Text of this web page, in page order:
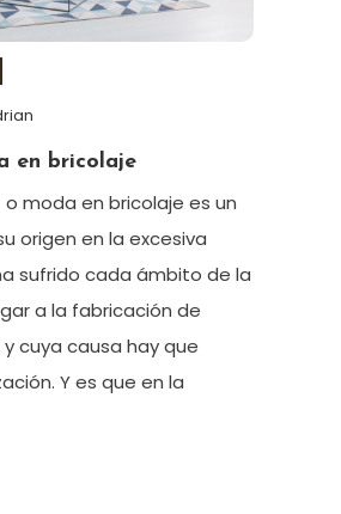
en bricolaje
o moda en bricolaje es un
origen en la excesiva
sufrido cada ámbito de la
a la fabricación de
cuya causa hay que
Y es que en la